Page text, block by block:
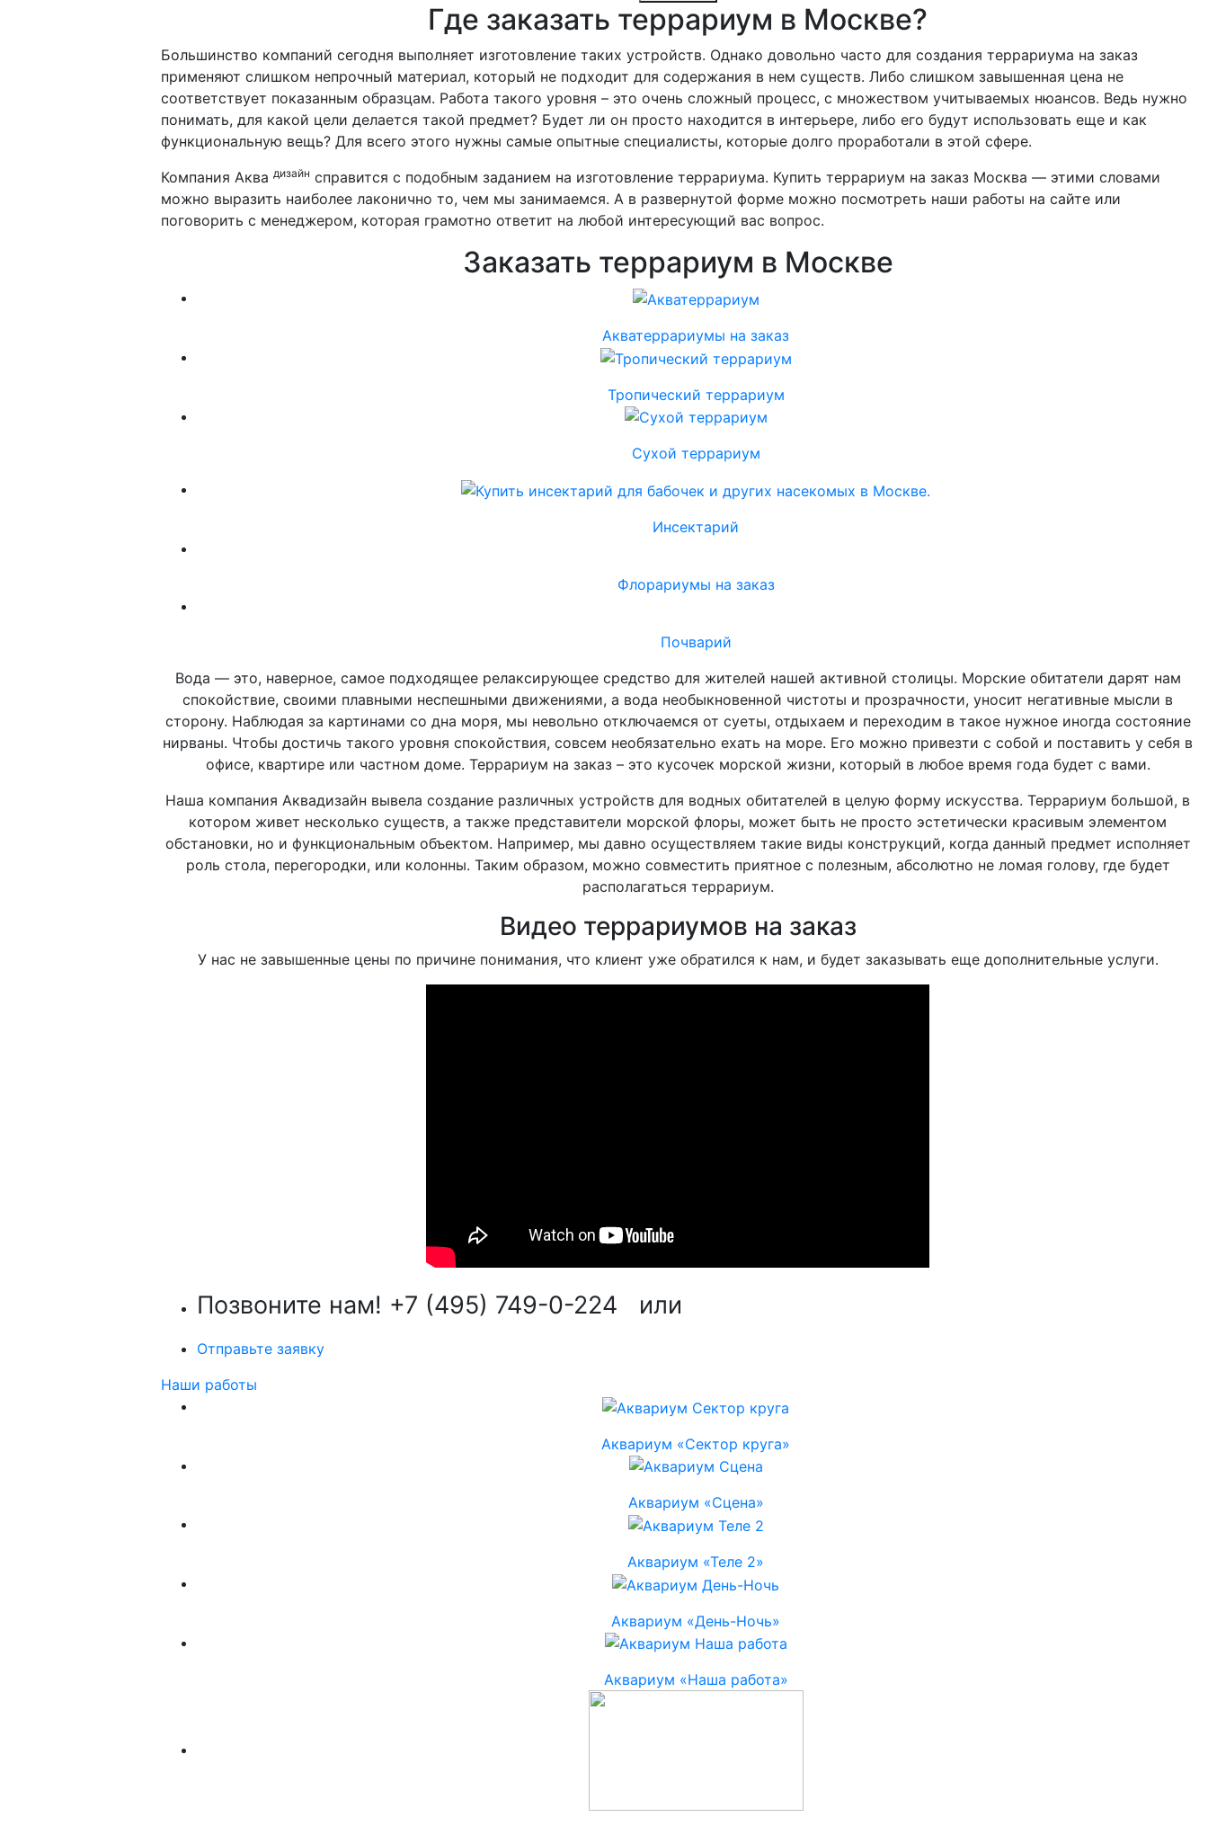
Где заказать террариум в Москве?
Большинство компаний сегодня выполняет изготовление таких устройств. Однако довольно часто для создания террариума на заказ
применяют слишком непрочный материал, который не подходит для содержания в нем существ. Либо слишком завышенная цена не
соответствует показанным образцам. Работа такого уровня – это очень сложный процесс, с множеством учитываемых нюансов. Ведь нужно
понимать, для какой цели делается такой предмет? Будет ли он просто находится в интерьере, либо его будут использовать еще и как
функциональную вещь? Для всего этого нужны самые опытные специалисты, которые долго проработали в этой сфере.
Компания Аква дизайн справится с подобным заданием на изготовление террариума. Купить террариум на заказ Москва — этими словами
можно выразить наиболее лаконично то, чем мы занимаемся. А в развернутой форме можно посмотреть наши работы на сайте или
поговорить с менеджером, которая грамотно ответит на любой интересующий вас вопрос.
Заказать террариум в Москве
Акватеррариумы на заказ
Тропический террариум
Сухой террариум
Инсектарий
Флорариумы на заказ
Почварий
Вода — это, наверное, самое подходящее релаксирующее средство для жителей нашей активной столицы. Морские обитатели дарят нам
спокойствие, своими плавными неспешными движениями, а вода необыкновенной чистоты и прозрачности, уносит негативные мысли в
сторону. Наблюдая за картинами со дна моря, мы невольно отключаемся от суеты, отдыхаем и переходим в такое нужное иногда состояние
нирваны. Чтобы достичь такого уровня спокойствия, совсем необязательно ехать на море. Его можно привезти с собой и поставить у себя в
офисе, квартире или частном доме. Террариум на заказ – это кусочек морской жизни, который в любое время года будет с вами.
Наша компания Аквадизайн вывела создание различных устройств для водных обитателей в целую форму искусства. Террариум большой, в
котором живет несколько существ, а также представители морской флоры, может быть не просто эстетически красивым элементом
обстановки, но и функциональным объектом. Например, мы давно осуществляем такие виды конструкций, когда данный предмет исполняет
роль стола, перегородки, или колонны. Таким образом, можно совместить приятное с полезным, абсолютно не ломая голову, где будет
располагаться террариум.
Видео террариумов на заказ
У нас не завышенные цены по причине понимания, что клиент уже обратился к нам, и будет заказывать еще дополнительные услуги.
Позвоните нам! +7 (495) 749-0-224 или
Отправьте заявку
Наши работы
Аквариум «Сектор круга»
Аквариум «Сцена»
Аквариум «Теле 2»
Аквариум «День-Ночь»
Аквариум «Наша работа»